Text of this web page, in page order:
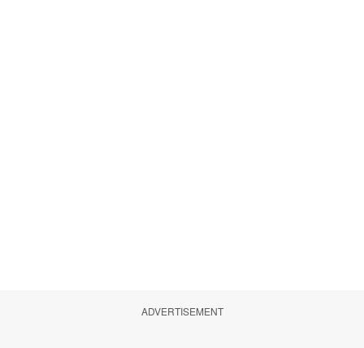
ADVERTISEMENT